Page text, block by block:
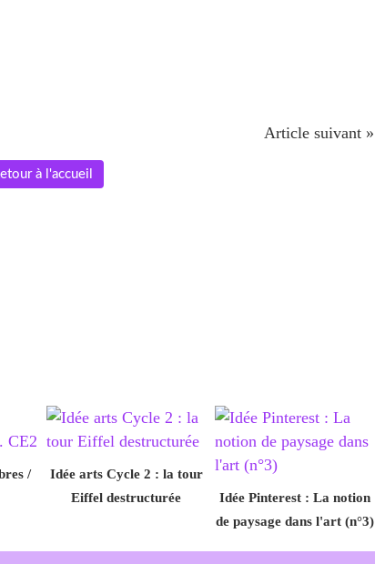
Article suivant »
à l'accueil
/
Idée arts Cycle 2 : la tour
Eiffel destructurée
Idée Pinterest : La notion
de paysage dans l'art (n°3)